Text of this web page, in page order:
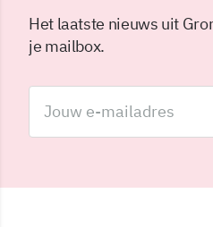
Het laatste nieuws uit
je mailbox.